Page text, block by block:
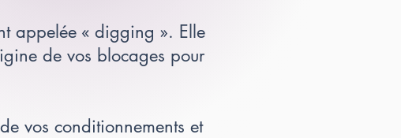
appelée « digging ». Elle
de vos blocages pour
vos conditionnements et